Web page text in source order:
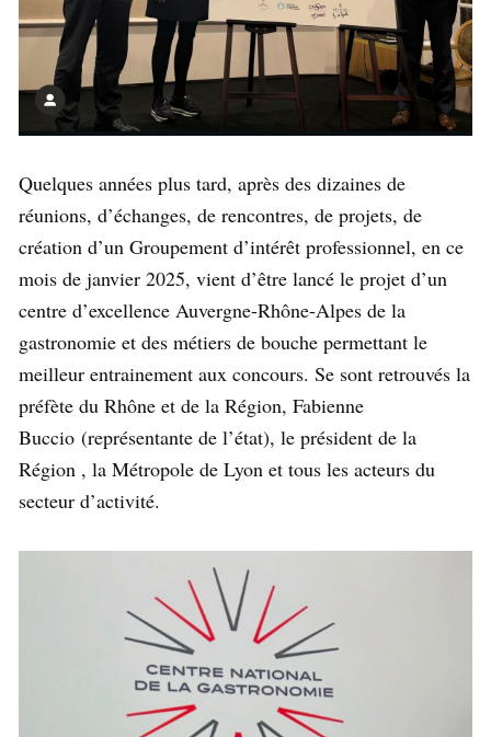
Quelques années plus tard, après des dizaines de
réunions, d’échanges, de rencontres, de projets, de
création d’un Groupement d’intérêt professionnel, en ce
mois de janvier 2025, vient d’être lancé le projet d’un
centre d’excellence Auvergne-Rhône-Alpes de la
gastronomie et des métiers de bouche permettant le
meilleur entrainement aux concours. Se sont retrouvés la
préfète du Rhône et de la Région, Fabienne
Buccio (représentante de l’état), le président de la
Région , la Métropole de Lyon et tous les acteurs du
secteur d’activité.